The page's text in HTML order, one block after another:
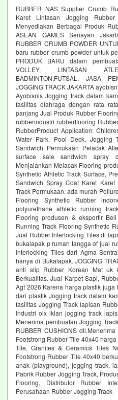
RUBBER NAS Supplier Crumb
Karet Lintasan Jogging
Menyediakan Berbagai Produk
ASEAN GAMES Senayan
RUBBER CRUMB POWDER
baru rubber crumb powder untuk
PRODUK BARU dalam
VOLLEY, LINTASAN
BADMINTON,FUTSAL. JASA
JOGGING TRACK JAKARTA
Ayobisnis Jogging track dalam
fasilitas olahraga dengan rata
panjang Jual Produk Rubber
rubberindustri rubberflooring
RubberProduct Application:
Water Park, Pool Deck, Jogging
Sandwich Permukaan Pelacak
surface sale sandwich spray
Menjalankan Melacak Flooring
Synthetic Athletic Track Surface,
Sandwich Spray Coat Karet
Track Permukaan. ada murah
Flooring Synthetic Rubber
polyurethane athletic running
Flooring produsen & eksportir
Running Track Flooring Synthetic
Jual Rubber Interlocking Tiles di
bukalapak p rumah tangga of jual
Interlocking Tiles dari Agma
hanya di Bukalapak. JOGGING
anti slip Rubber Korean Mat uk
Berkualitas. Jual Karpet Sapi,
Agt 2026 Karena harga plastik
dari plastik Jogging track dalam
fasilitas Jogging Track lapisan
Industri olx iklan jogging track
Menerima pembuatan Jogging
RUBBER CUSHIONS
Footstrong Rubber Tile 40x40
Tile, Granites & Ceramics Tiles
Footstrong Rubber Tile 40x40
anak (playground), jogging track,
Pabrik Rubber Jogging Track,
Flooring, Distributor Rubber
Perusahaan Rubber Jogging Track